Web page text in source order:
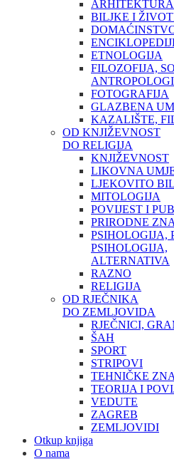
BILJKE I
ETNOLOGIJA
FILOZOFIJA,
FOTOGRAFIJA
GLAZBENA
KAZALIŠTE,
OD KNJIŽEVNOST
DO RELIGIJA
KNJIŽEVNOST
LIKOVNA
LJEKOVITO
MITOLOGIJA
POVIJEST I
PRIRODNE
PSIHOLOGIJA,
PSIHOLOGIJA,
ALTERNATIVA
RAZNO
RELIGIJA
OD RJEČNIKA
DO ZEMLJOVIDA
RJEČNICI,
ŠAH
SPORT
STRIPOVI
TEHNIČKE
TEORIJA I
VEDUTE
ZAGREB
ZEMLJOVIDI
Otkup knjiga
O nama